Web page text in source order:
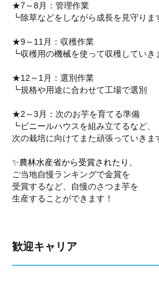
★7～8月：管理作業
┗除草などをしながら成長を見守りま
★9～11月：収穫作業
┗収穫用の機械を使って収穫していき
★12～1月：選別作業
┗規格や用途に合わせて工場で選別
★2～3月：次のお芋を育てる準備
┗ビニールハウスを組み立てるなど、
次の栽培に向けてまた頑張っていき
✨農林水産省から受賞されたり、
ご当地自慢ランキングで金賞を
受賞するなど、自慢のさつま芋を
生産することができます！
歓迎キャリア